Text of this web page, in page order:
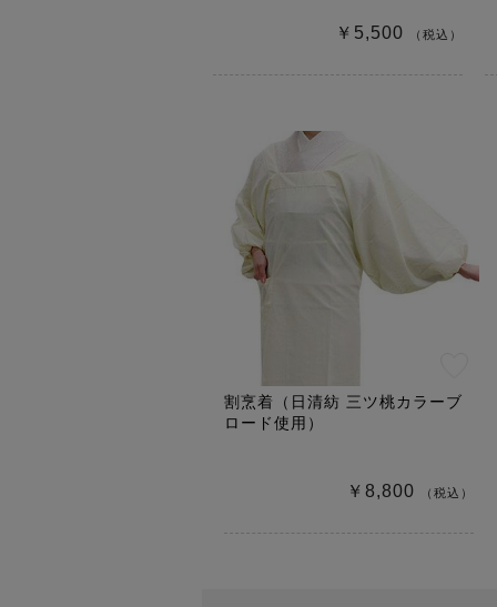
￥5,500 （税込）
割烹着（日清紡 三ツ桃カラーブ
ロード使用）
￥8,800 （税込）